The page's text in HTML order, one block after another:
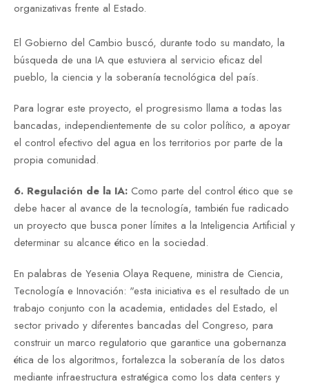
organizativas frente al Estado.
El Gobierno del Cambio buscó, durante todo su mandato, la
búsqueda de una IA que estuviera al servicio eficaz del
pueblo, la ciencia y la soberanía tecnológica del país.
Para lograr este proyecto, el progresismo llama a todas las
bancadas, independientemente de su color político, a apoyar
el control efectivo del agua en los territorios por parte de la
propia comunidad.
6. Regulación de la IA: Como parte del control ético que se
debe hacer al avance de la tecnología, también fue radicado
un proyecto que busca poner límites a la Inteligencia Artificial y
determinar su alcance ético en la sociedad.
En palabras de Yesenia Olaya Requene, ministra de Ciencia,
Tecnología e Innovación: "esta iniciativa es el resultado de un
trabajo conjunto con la academia, entidades del Estado, el
sector privado y diferentes bancadas del Congreso, para
construir un marco regulatorio que garantice una gobernanza
ética de los algoritmos, fortalezca la soberanía de los datos
mediante infraestructura estratégica como los data centers y